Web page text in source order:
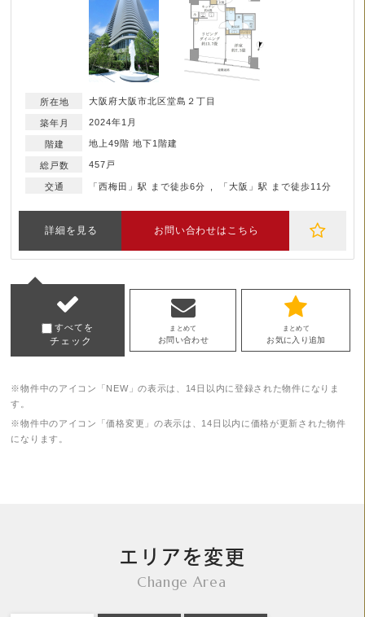
大阪府大阪市北区堂島２丁目
2024年1月
地上49階 地下1階建
457戸
「西梅田」駅 まで徒歩6分 「大阪」駅 まで徒歩11分
詳細を見る お問い合わせはこちら
すべてを
チェック
まとめて
お問い合わせ
まとめて
お気に入り追加
※物件中のアイコン「NEW」の表示は、14日以内に登録された物件になりま
す。
※物件中のアイコン「価格変更」の表示は、14日以内に価格が更新された物件
になります。
エリアを変更
Change Area